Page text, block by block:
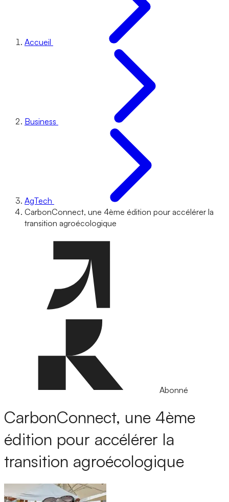
Accueil
Business
AgTech
CarbonConnect, une 4ème édition pour accélérer la
transition agroécologique
Abonné
CarbonConnect, une 4ème
édition pour accélérer la
transition agroécologique